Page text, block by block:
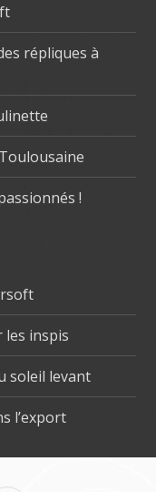
répliques à
!
les inspis
soleil levant
l’export